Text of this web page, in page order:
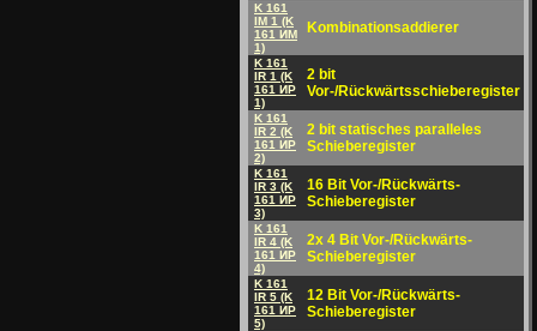
K 161
IM 1 (K
161 ИM
1)
Kombinationsaddierer
K 161
IR 1 (K
161 ИP
1)
2 bit
Vor-/Rückwärtsschieberegister
K 161
IR 2 (K
161 ИP
2)
2 bit statisches paralleles
Schieberegister
K 161
IR 3 (K
161 ИP
3)
16 Bit Vor-/Rückwärts-
Schieberegister
K 161
IR 4 (K
161 ИP
4)
2x 4 Bit Vor-/Rückwärts-
Schieberegister
K 161
IR 5 (K
161 ИP
5)
12 Bit Vor-/Rückwärts-
Schieberegister